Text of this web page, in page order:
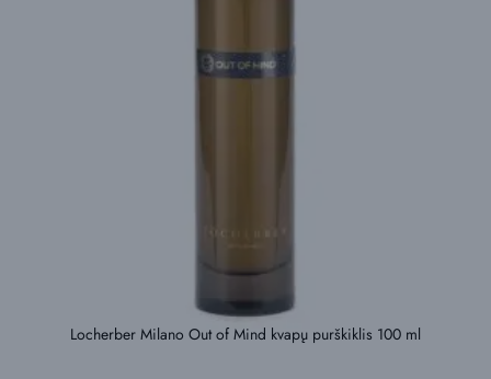
Locherber Milano Out of Mind kvapų purškiklis 100 ml